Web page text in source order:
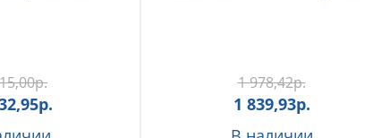
р.
р.
1 978,42р.
1 839,93р.